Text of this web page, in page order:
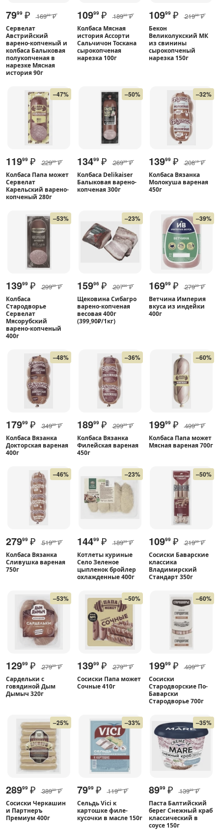
7999 ₽ 16999 ₽
Сервелат
Австрийский
варено-копченый и
колбаса Балыковая
полукопченая в
нарезке Мясная
история 90г
10999 ₽ 18999 ₽
Колбаса Мясная
история Ассорти
Сальчичон Тоскана
сырокопченая
нарезка 100г
10999 ₽ 21998 ₽
Бекон
Великолукский МК
из свинины
сырокопченый
нарезка 150г
–47%
11999 ₽ 22999 ₽
Колбаса Папа может
Сервелат
Карельский варено-
копченый 280г
–50%
13499 ₽ 26999 ₽
Колбаса Delikaiser
Балыковая варено-
копченая 300г
–32%
13999 ₽ 20819 ₽
Колбаса Вязанка
Молокуша вареная
450г
–53%
13999 ₽ 29999 ₽
Колбаса
Стародворье
Сервелат
Мясорубский
варено-копченый
400г
–23%
15996 ₽ 20796 ₽
Щековина Сибагро
варено-копченая
весовая 400г
(399,90₽/1кг)
–39%
16999 ₽ 27999 ₽
Ветчина Империя
вкуса из индейки
400г
–48%
17999 ₽ 34999 ₽
Колбаса Вязанка
Докторская вареная
400г
–36%
18999 ₽ 29999 ₽
Колбаса Вязанка
Филейская вареная
450г
–60%
19999 ₽ 49999 ₽
Колбаса Папа может
Мясная вареная 700г
–46%
27999 ₽ 51999 ₽
Колбаса Вязанка
Сливушка вареная
750г
–23%
14499 ₽ 18999 ₽
Котлеты куриные
Село Зеленое
цыпленок бройлер
охлажденные 400г
–50%
10999 ₽ 21999 ₽
Сосиски Баварские
классика
Владимирский
Стандарт 350г
–53%
12999 ₽ 27999 ₽
Сардельки с
говядиной Дым
Дымыч 320г
–50%
13999 ₽ 27999 ₽
Сосиски Папа может
Сочные 410г
–60%
19999 ₽ 49999 ₽
Сосиски
Стародворские По-
Баварски
Стародворье 700г
–25%
28999 ₽ 38999 ₽
Сосиски Черкашин
и Партнеръ
Премиум 400г
–33%
7999 ₽ 11999 ₽
Сельдь Vici к
картошке филе-
кусочки в масле 150г
–35%
8999 ₽ 13999 ₽
Паста Балтийский
берег Снежный краб
классический в
соусе 150г